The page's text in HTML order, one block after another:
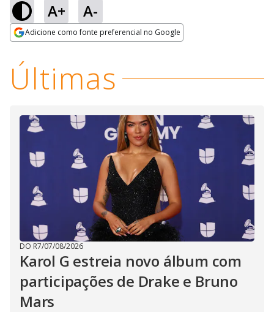
A+ A-
Adicione como fonte preferencial no Google
Ativar
Loaded:
42.44%
Últimas
DO R7/07/08/2026
Karol G estreia novo álbum com
participações de Drake e Bruno
Mars